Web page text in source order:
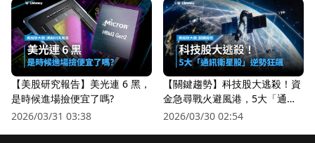
【美股研究報告】美光連 6 黑，
是時候進場撿便宜了嗎?
2026/03/31 03:38
【關鍵趨勢】科技股大逃殺！資
金急尋戰火避風港，5大「通訊
衛星股」逆勢狂飆
2026/03/30 02:54